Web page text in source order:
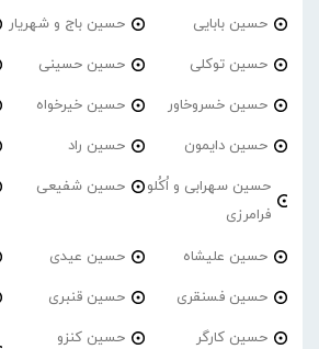
حسین بابایی حسین باج و شهریار
حسین توکلی حسین حسینی
حسین خسروخاور حسین خیرخواه
حسین دایمون حسین راد
حسین سهرابی و اُکُلو
فرامرزی
حسین شفیعی
حسین علیشاه حسین عیدی
حسین فسنقری حسین قنبری
حسین کارگر حسین کنزو